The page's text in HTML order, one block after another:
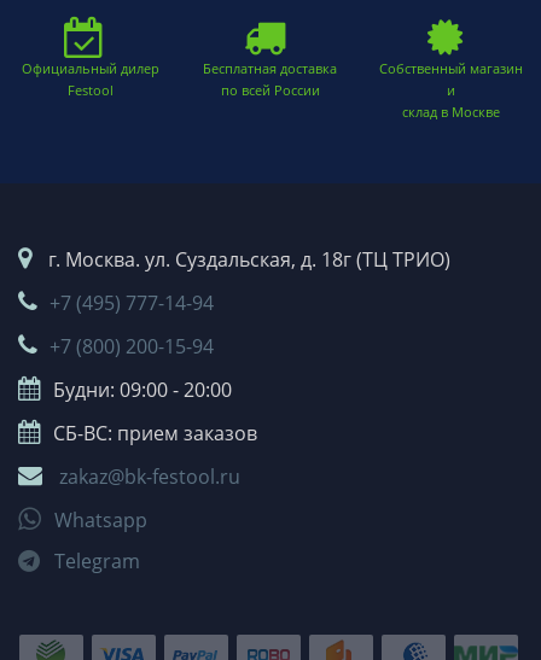
Официальный дилер
Festool
Бесплатная доставка
по всей России
Собственный магазин
и
склад в Москве
г. Москва. ул. Суздальская, д. 18г (ТЦ ТРИО)
+7 (495) 777-14-94
+7 (800) 200-15-94
Будни: 09:00 - 20:00
СБ-ВС: прием заказов
zakaz@bk-festool.ru
Whatsapp
Telegram